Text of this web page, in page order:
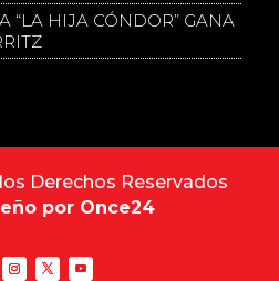
“LA HIJA CÓNDOR” GANA
Derechos Reservados
por Once24